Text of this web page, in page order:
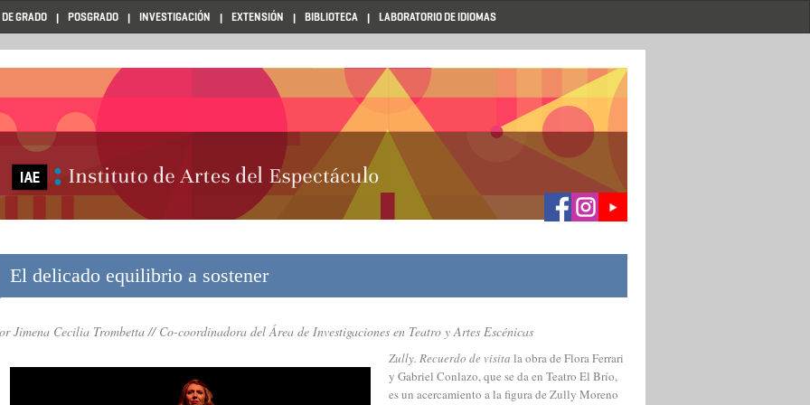
GRADO POSGRADO INVESTIGACIÓN EXTENSIÓN BIBLIOTECA LABORATORIO DE IDIOMAS
El delicado equilibrio a sostener
Jimena Cecilia Trombetta // Co-coordinadora del Área de Investigaciones en Teatro y Artes Escénicas
Zully. Recuerdo de visita la obra de Flora Ferrari
y Gabriel Conlazo, que se da en Teatro El Brío,
es un acercamiento a la figura de Zully Moreno